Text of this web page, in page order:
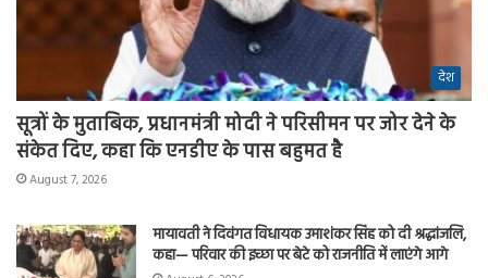
देश
सूत्रों के मुताबिक, प्रधानमंत्री मोदी ने परिसीमन पर जोर देने के
संकेत दिए, कहा कि एनडीए के पास बहुमत है
August 7, 2026
मायावती ने दिवंगत विधायक उमाशंकर सिंह को दी श्रद्धांजलि,
कहा— परिवार की इच्छा पर बेटे को राजनीति में लाएंगे आगे